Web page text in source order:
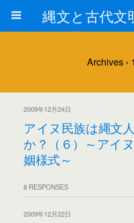
Archives ›
2009年12月24日
アイヌ民族は縄文
か？（６）～アイ
姻様式～
8 RESPONSES
2009年12月22日